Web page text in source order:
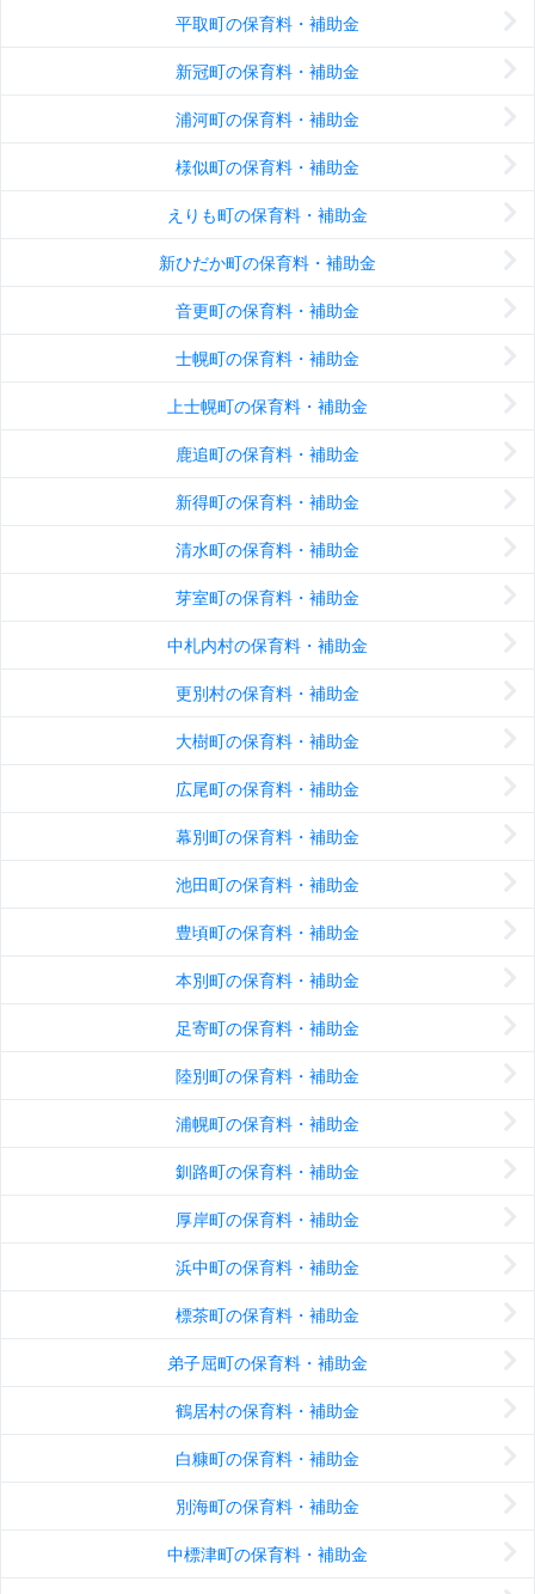
平取町の保育料・補助金
新冠町の保育料・補助金
浦河町の保育料・補助金
様似町の保育料・補助金
えりも町の保育料・補助金
新ひだか町の保育料・補助金
音更町の保育料・補助金
士幌町の保育料・補助金
上士幌町の保育料・補助金
鹿追町の保育料・補助金
新得町の保育料・補助金
清水町の保育料・補助金
芽室町の保育料・補助金
中札内村の保育料・補助金
更別村の保育料・補助金
大樹町の保育料・補助金
広尾町の保育料・補助金
幕別町の保育料・補助金
池田町の保育料・補助金
豊頃町の保育料・補助金
本別町の保育料・補助金
足寄町の保育料・補助金
陸別町の保育料・補助金
浦幌町の保育料・補助金
釧路町の保育料・補助金
厚岸町の保育料・補助金
浜中町の保育料・補助金
標茶町の保育料・補助金
弟子屈町の保育料・補助金
鶴居村の保育料・補助金
白糠町の保育料・補助金
別海町の保育料・補助金
中標津町の保育料・補助金